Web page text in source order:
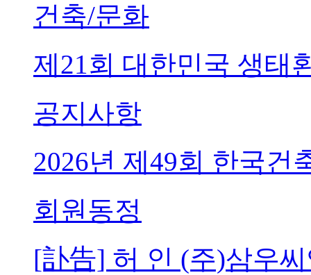
건축/문화
제21회 대한민국 생태
공지사항
2026년 제49회 한국건
회원동정
[訃告] 허 인 (주)삼우